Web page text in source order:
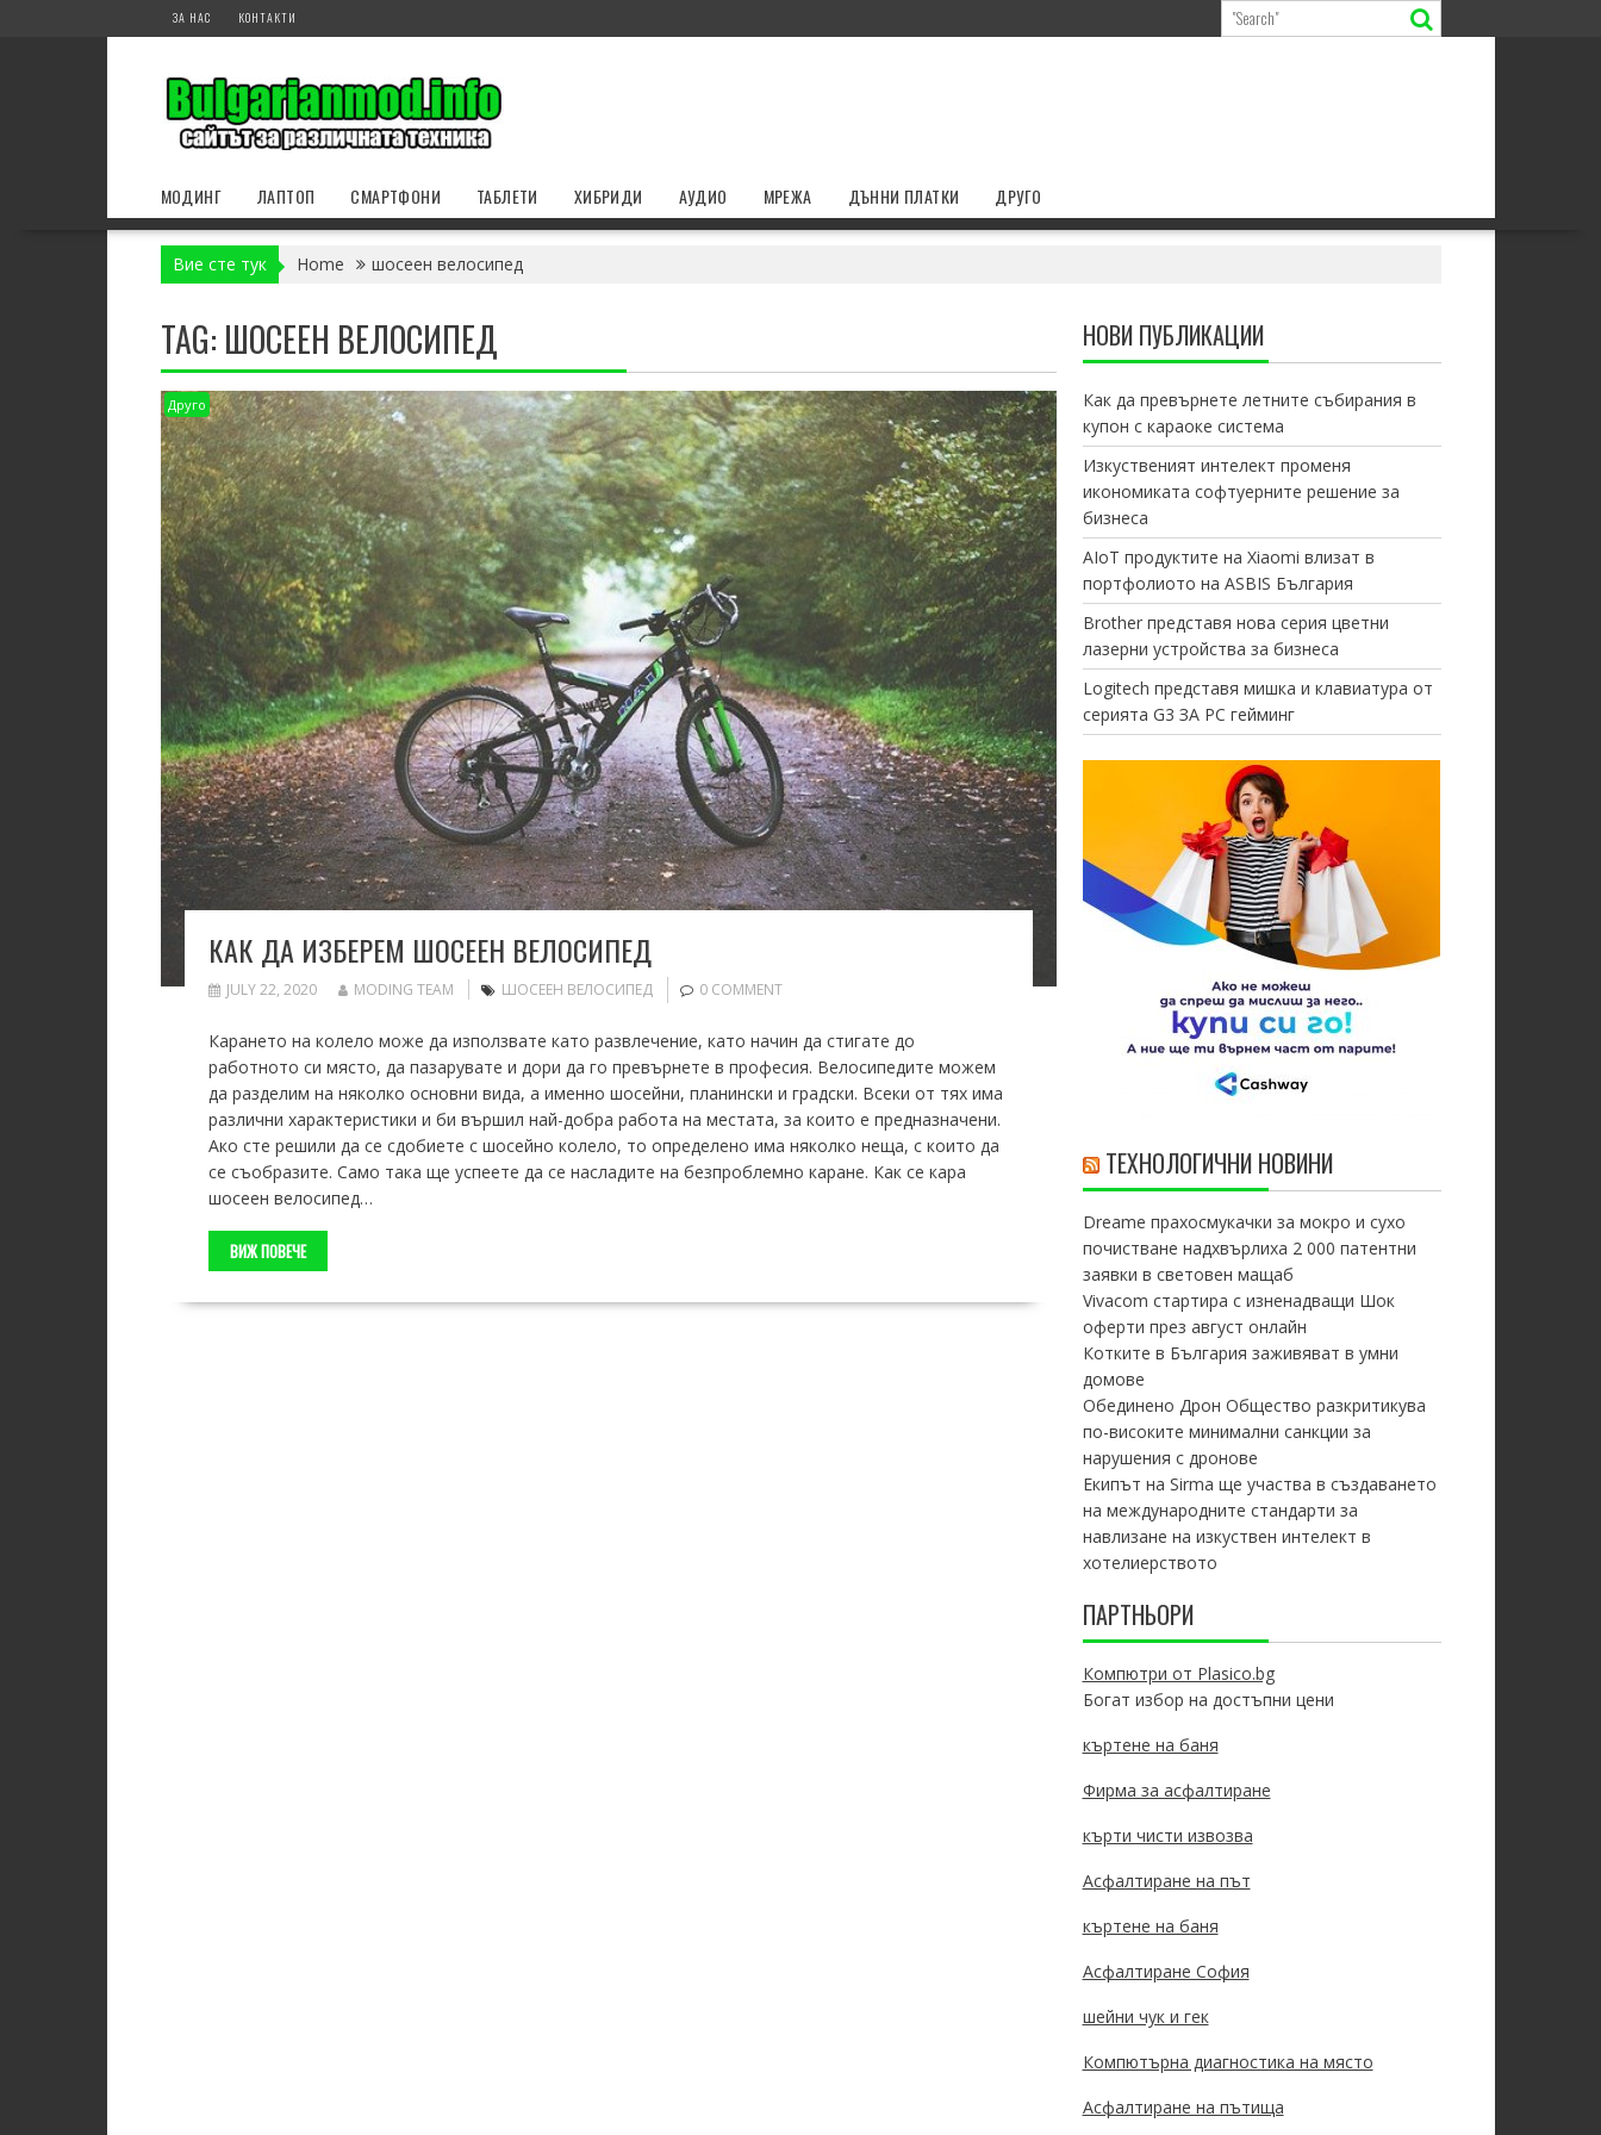
ЗА НАС КОНТАКТИ
МОДИНГ ЛАПТОП СМАРТФОНИ ТАБЛЕТИ ХИБРИДИ АУДИО МРЕЖА ДЪННИ ПЛАТКИ ДРУГО
Вие сте тук Home шосеен велосипед
TAG: ШОСЕЕН ВЕЛОСИПЕД
Друго
КАК ДА ИЗБЕРЕМ ШОСЕЕН ВЕЛОСИПЕД
JULY 22, 2020 MODING TEAM ШОСЕЕН ВЕЛОСИПЕД 0 COMMENT
Карането на колело може да използвате като развлечение, като начин да стигате до
работното си място, да пазарувате и дори да го превърнете в професия. Велосипедите можем
да разделим на няколко основни вида, а именно шосейни, планински и градски. Всеки от тях има
различни характеристики и би вършил най-добра работа на местата, за които е предназначени.
Ако сте решили да се сдобиете с шосейно колело, то определено има няколко неща, с които да
се съобразите. Само така ще успеете да се насладите на безпроблемно каране. Как се кара
шосеен велосипед…
ВИЖ ПОВЕЧЕ
НОВИ ПУБЛИКАЦИИ
Как да превърнете летните събирания в
купон с караоке система
Изкуственият интелект променя
икономиката софтуерните решение за
бизнеса
AIoT продуктите на Xiaomi влизат в
портфолиото на ASBIS България
Brother представя нова серия цветни
лазерни устройства за бизнеса
Logitech представя мишка и клавиатура от
серията G3 ЗА PC гейминг
ТЕХНОЛОГИЧНИ НОВИНИ
Dreame прахосмукачки за мокро и сухо
почистване надхвърлиха 2 000 патентни
заявки в световен мащаб
Vivacom стартира с изненадващи Шок
оферти през август онлайн
Котките в България заживяват в умни
домове
Обединено Дрон Общество разкритикува
по-високите минимални санкции за
нарушения с дронове
Екипът на Sirma ще участва в създаването
на международните стандарти за
навлизане на изкуствен интелект в
хотелиерството
ПАРТНЬОРИ
Компютри от Plasico.bg
Богат избор на достъпни цени
къртене на баня
Фирма за асфалтиране
кърти чисти извозва
Асфалтиране на път
къртене на баня
Асфалтиране София
шейни чук и гек
Компютърна диагностика на място
Асфалтиране на пътища